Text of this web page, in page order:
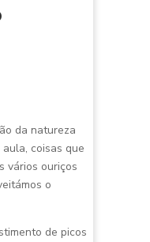
da natureza
coisas que
vários ouriços
o
de picos